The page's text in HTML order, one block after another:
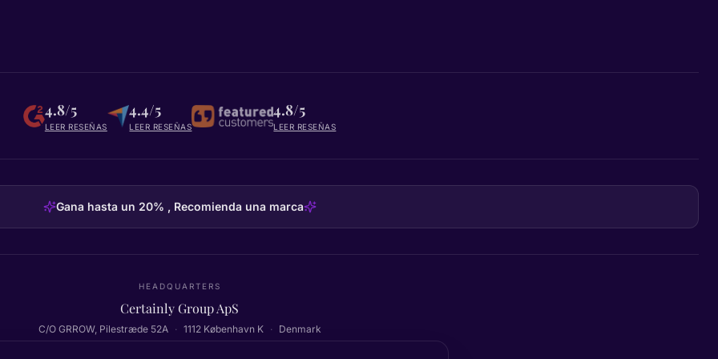
4.8/5
LEER RESEÑAS
4.4/5
LEER RESEÑAS
4.8/5
LEER RESEÑAS
Gana hasta un 20% , Recomienda una marca
HEADQUARTERS
Certainly Group ApS
C/O GRROW, Pilestræde 52A · 1112 København K · Denmark